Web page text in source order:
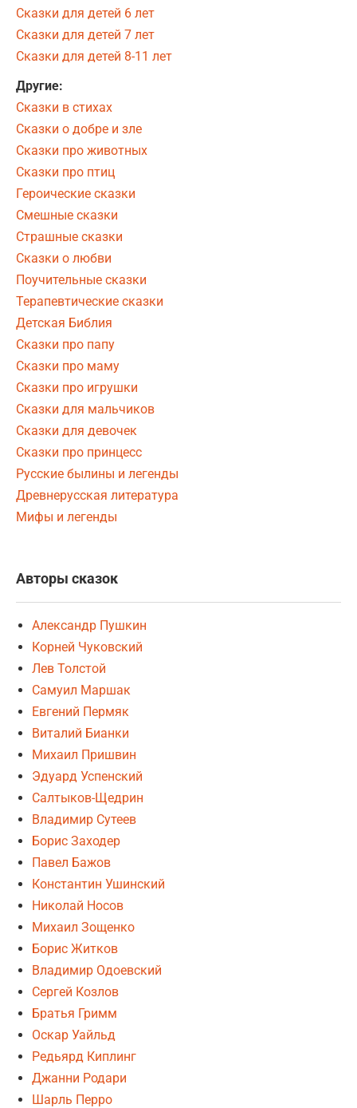
Сказки для детей 6 лет
Сказки для детей 7 лет
Сказки для детей 8-11 лет
Другие:
Сказки в стихах
Сказки о добре и зле
Сказки про животных
Сказки про птиц
Героические сказки
Смешные сказки
Страшные сказки
Сказки о любви
Поучительные сказки
Терапевтические сказки
Детская Библия
Сказки про папу
Сказки про маму
Сказки про игрушки
Сказки для мальчиков
Сказки для девочек
Сказки про принцесс
Русские былины и легенды
Древнерусская литература
Мифы и легенды
Авторы сказок
Александр Пушкин
Корней Чуковский
Лев Толстой
Самуил Маршак
Евгений Пермяк
Виталий Бианки
Михаил Пришвин
Эдуард Успенский
Салтыков-Щедрин
Владимир Сутеев
Борис Заходер
Павел Бажов
Константин Ушинский
Николай Носов
Михаил Зощенко
Борис Житков
Владимир Одоевский
Сергей Козлов
Братья Гримм
Оскар Уайльд
Редьярд Киплинг
Джанни Родари
Шарль Перро